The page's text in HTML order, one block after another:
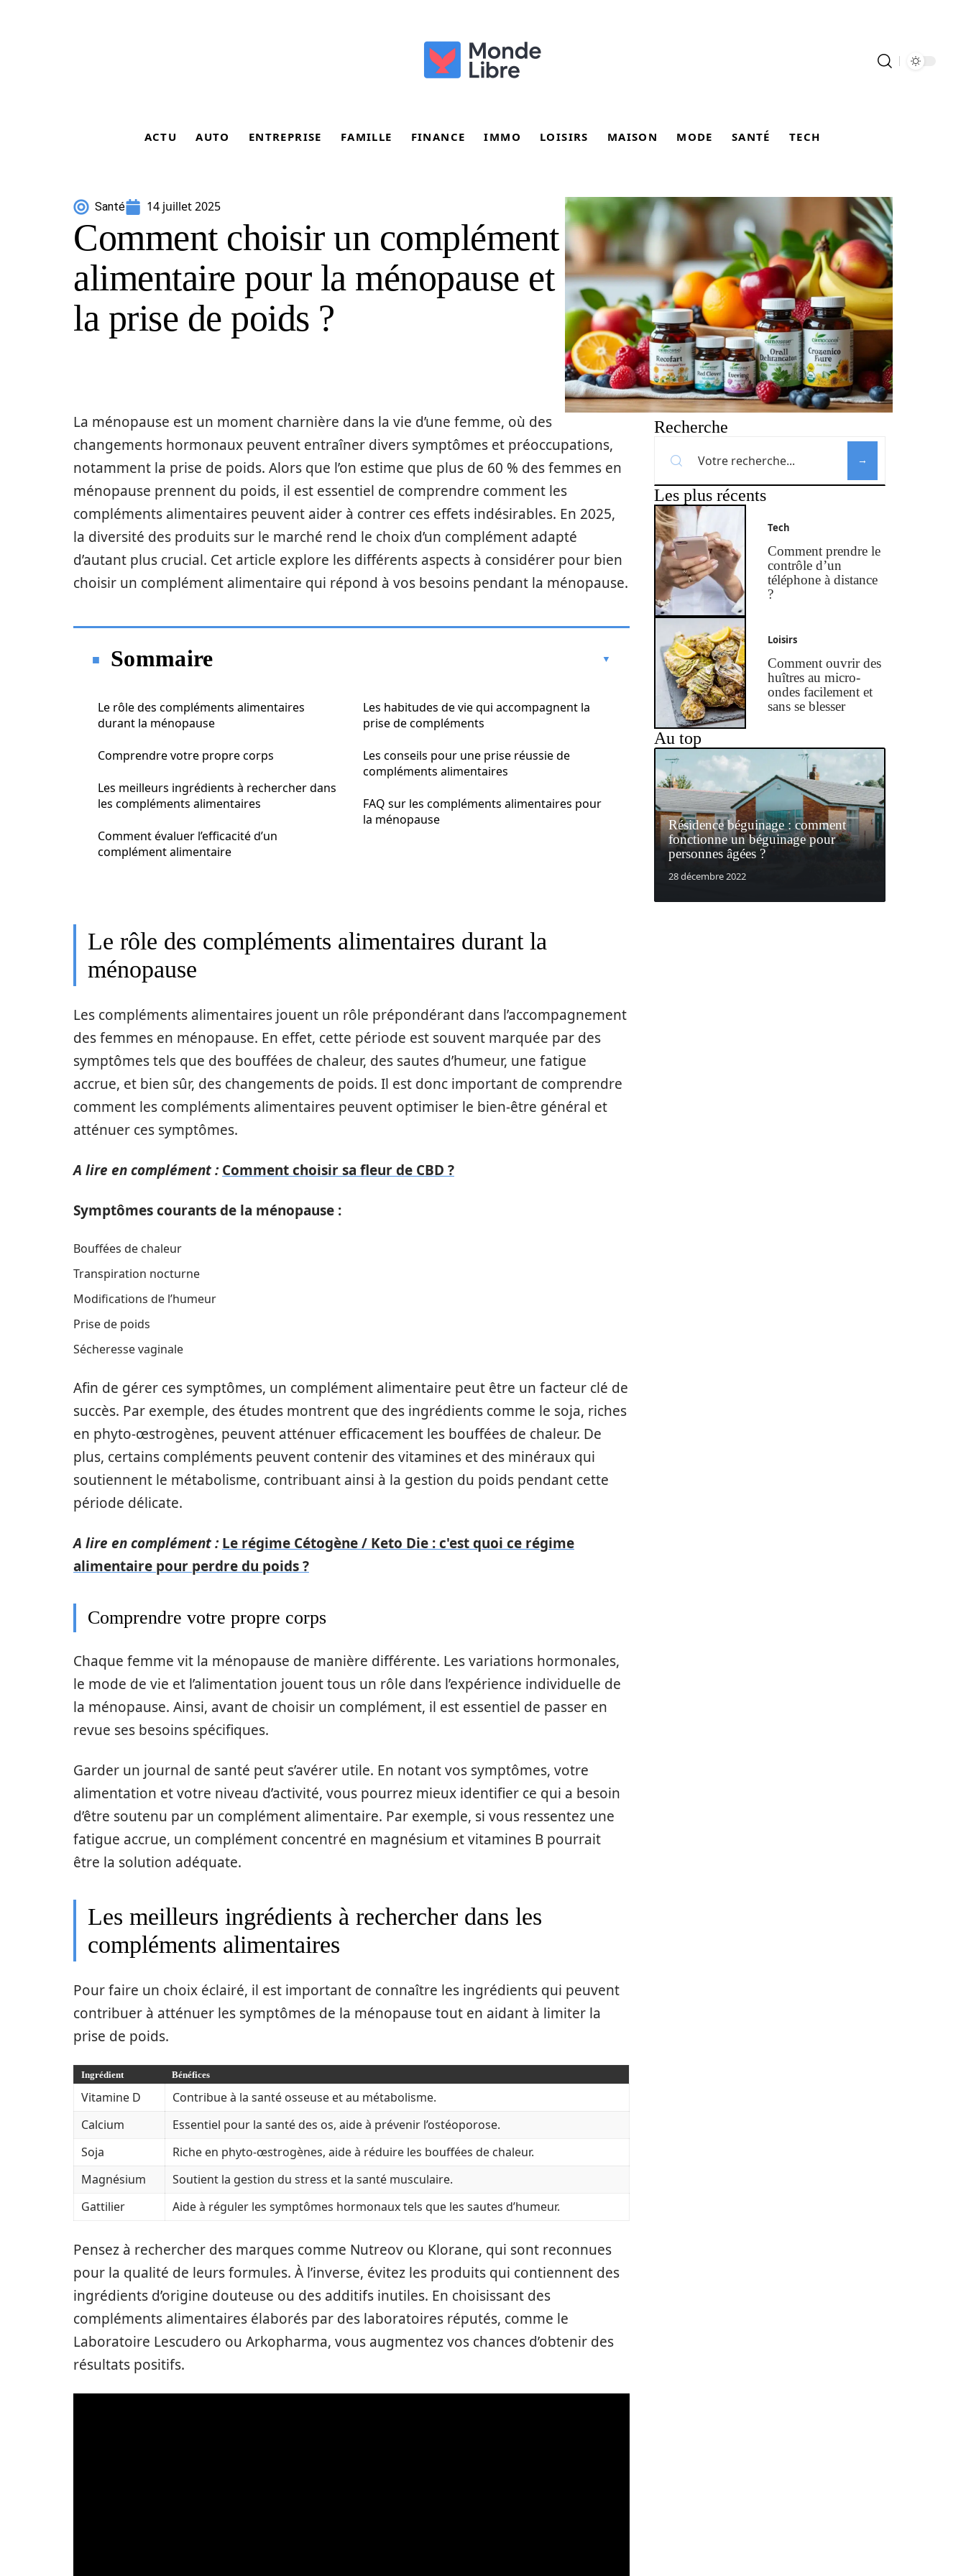
ACTU AUTO ENTREPRISE FAMILLE FINANCE IMMO LOISIRS MAISON MODE SANTÉ TECH
Santé 14 juillet 2025
Comment choisir un complément
alimentaire pour la ménopause et
la prise de poids ?
La ménopause est un moment charnière dans la vie d’une femme, où des
changements hormonaux peuvent entraîner divers symptômes et préoccupations,
notamment la prise de poids. Alors que l’on estime que plus de 60 % des femmes en
ménopause prennent du poids, il est essentiel de comprendre comment les
compléments alimentaires peuvent aider à contrer ces effets indésirables. En 2025,
la diversité des produits sur le marché rend le choix d’un complément adapté
d’autant plus crucial. Cet article explore les différents aspects à considérer pour bien
choisir un complément alimentaire qui répond à vos besoins pendant la ménopause.
Sommaire
Le rôle des compléments alimentaires
durant la ménopause
Comprendre votre propre corps
Les meilleurs ingrédients à rechercher dans
les compléments alimentaires
Comment évaluer l’efficacité d’un
complément alimentaire
Les habitudes de vie qui accompagnent la
prise de compléments
Les conseils pour une prise réussie de
compléments alimentaires
FAQ sur les compléments alimentaires pour
la ménopause
Le rôle des compléments alimentaires durant la
ménopause
Les compléments alimentaires jouent un rôle prépondérant dans l’accompagnement
des femmes en ménopause. En effet, cette période est souvent marquée par des
symptômes tels que des bouffées de chaleur, des sautes d’humeur, une fatigue
accrue, et bien sûr, des changements de poids. Il est donc important de comprendre
comment les compléments alimentaires peuvent optimiser le bien-être général et
atténuer ces symptômes.
A lire en complément : Comment choisir sa fleur de CBD ?
Symptômes courants de la ménopause :
Bouffées de chaleur
Transpiration nocturne
Modifications de l’humeur
Prise de poids
Sécheresse vaginale
Afin de gérer ces symptômes, un complément alimentaire peut être un facteur clé de
succès. Par exemple, des études montrent que des ingrédients comme le soja, riches
en phyto-œstrogènes, peuvent atténuer efficacement les bouffées de chaleur. De
plus, certains compléments peuvent contenir des vitamines et des minéraux qui
soutiennent le métabolisme, contribuant ainsi à la gestion du poids pendant cette
période délicate.
A lire en complément : Le régime Cétogène / Keto Die : c'est quoi ce régime
alimentaire pour perdre du poids ?
Comprendre votre propre corps
Chaque femme vit la ménopause de manière différente. Les variations hormonales,
le mode de vie et l’alimentation jouent tous un rôle dans l’expérience individuelle de
la ménopause. Ainsi, avant de choisir un complément, il est essentiel de passer en
revue ses besoins spécifiques.
Garder un journal de santé peut s’avérer utile. En notant vos symptômes, votre
alimentation et votre niveau d’activité, vous pourrez mieux identifier ce qui a besoin
d’être soutenu par un complément alimentaire. Par exemple, si vous ressentez une
fatigue accrue, un complément concentré en magnésium et vitamines B pourrait
être la solution adéquate.
Les meilleurs ingrédients à rechercher dans les
compléments alimentaires
Pour faire un choix éclairé, il est important de connaître les ingrédients qui peuvent
contribuer à atténuer les symptômes de la ménopause tout en aidant à limiter la
prise de poids.
Ingrédient Bénéfices
Vitamine D
Contribue à la santé osseuse et au métabolisme.
Calcium
Essentiel pour la santé des os, aide à prévenir l’ostéoporose.
Soja
Riche en phyto-œstrogènes, aide à réduire les bouffées de chaleur.
Magnésium
Soutient la gestion du stress et la santé musculaire.
Gattilier
Aide à réguler les symptômes hormonaux tels que les sautes d’humeur.
Pensez à rechercher des marques comme Nutreov ou Klorane, qui sont reconnues
pour la qualité de leurs formules. À l’inverse, évitez les produits qui contiennent des
ingrédients d’origine douteuse ou des additifs inutiles. En choisissant des
compléments alimentaires élaborés par des laboratoires réputés, comme le
Laboratoire Lescudero ou Arkopharma, vous augmentez vos chances d’obtenir des
résultats positifs.
Recherche
Les plus récents
Tech
Comment prendre le
contrôle d’un
téléphone à distance
?
Loisirs
Comment ouvrir des
huîtres au micro-
ondes facilement et
sans se blesser
Au top
Résidence béguinage : comment
fonctionne un béguinage pour
personnes âgées ?
28 décembre 2022